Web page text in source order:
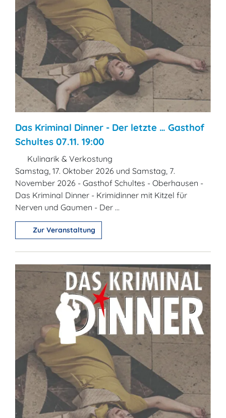
Das Kriminal Dinner - Der letzte … Gasthof
Schultes 07.11. 19:00
Kulinarik & Verkostung
Samstag, 17. Oktober 2026 und Samstag, 7.
November 2026 - Gasthof Schultes - Oberhausen -
Das Kriminal Dinner - Krimidinner mit Kitzel für
Nerven und Gaumen - Der ...
Zur Veranstaltung